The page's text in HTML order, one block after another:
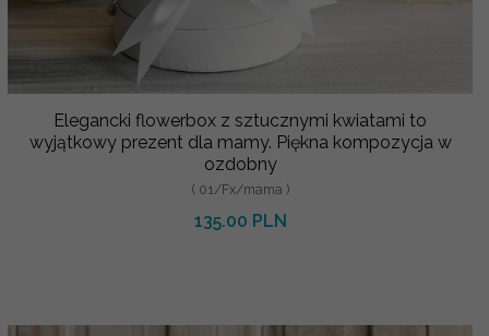
Elegancki flowerbox z sztucznymi kwiatami to
wyjątkowy prezent dla mamy. Piękna kompozycja w
ozdobny
( 01/Fx/mama )
135.00 PLN